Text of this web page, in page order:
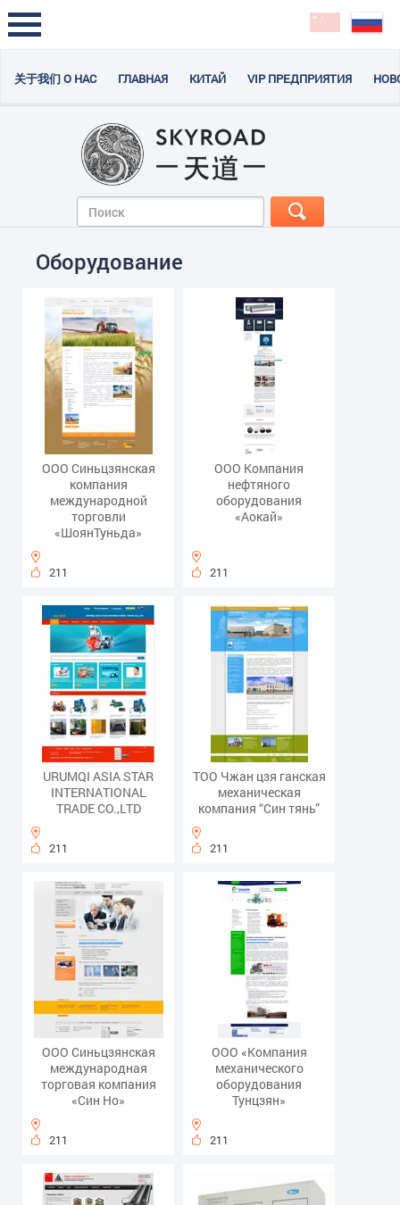
关于我们 О НАС ГЛАВНАЯ КИТАЙ VIP ПРЕДПРИЯТИЯ
Оборудование
ООО Синьцзянская
компания
международной
торговли
«ШоянТуньда»
211
ООО Компания
нефтяного
оборудования
«Аокай»
211
URUMQI ASIA STAR
INTERNATIONAL
TRADE CO.,LTD
211
ТОО Чжан цзя ганская
механическая
компания “Син тянь”
211
ООО Синьцзянская
международная
торговая компания
«Син Но»
211
ООО «Компания
механического
оборудования
Тунцзян»
211